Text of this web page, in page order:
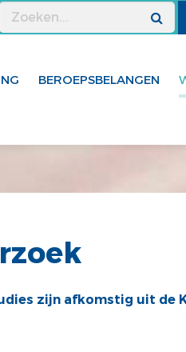
BEROEPSBELANGEN
zijn afkomstig uit de